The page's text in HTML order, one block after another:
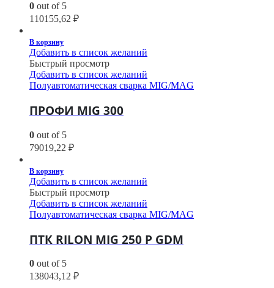
0 out of 5
110155,62 ₽
В корзину
Добавить в список желаний
Быстрый просмотр
Добавить в список желаний
Полуавтоматическая сварка MIG/MAG
ПРОФИ MIG 300
0 out of 5
79019,22 ₽
В корзину
Добавить в список желаний
Быстрый просмотр
Добавить в список желаний
Полуавтоматическая сварка MIG/MAG
ПТК RILON MIG 250 P GDM
0 out of 5
138043,12 ₽